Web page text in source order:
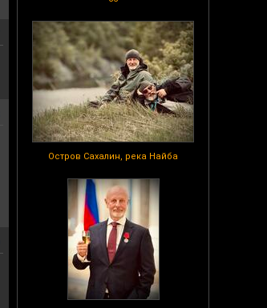
Остров Сахалин, река Найба